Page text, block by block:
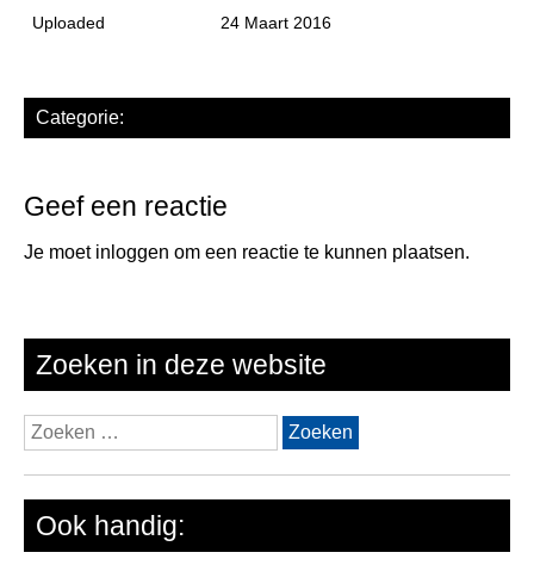
Uploaded 24 Maart 2016
Categorie:
Geef een reactie
Je moet inloggen om een reactie te kunnen plaatsen.
Zoeken in deze website
Zoeken
naar:
Ook handig: